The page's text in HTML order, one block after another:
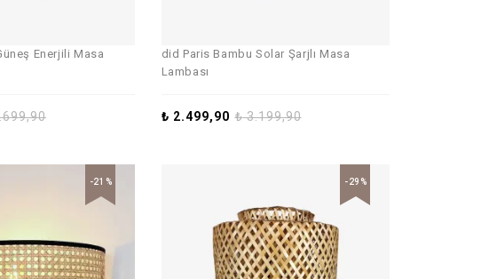
Enerjili Masa
did Paris Bambu Solar Şarjlı Masa
Lambası
₺3.199,90
₺ 2.499,90
-21% -29%